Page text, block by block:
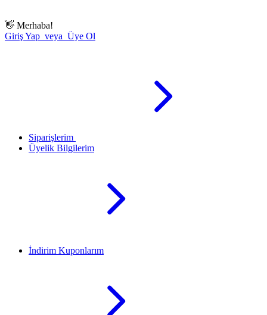
👋 Merhaba!
Giriş Yap veya Üye Ol
Siparişlerim
Üyelik Bilgilerim
İndirim Kuponlarım